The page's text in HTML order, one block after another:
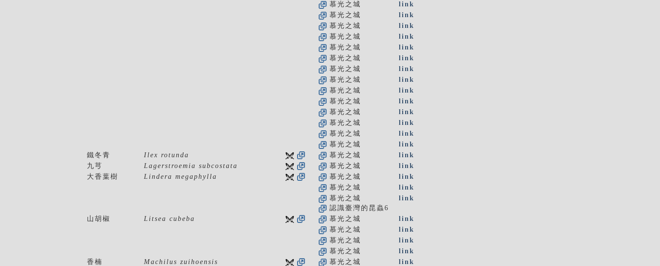
慕光之城
link
慕光之城
link
慕光之城
link
慕光之城
link
慕光之城
link
慕光之城
link
慕光之城
link
慕光之城
link
慕光之城
link
慕光之城
link
慕光之城
link
慕光之城
link
慕光之城
link
慕光之城
link
鐵冬青
Ilex rotunda 慕光之城
link
九芎
Lagerstroemia subcostata 慕光之城
link
大香葉樹
Lindera megaphylla 慕光之城
link
慕光之城
link
慕光之城
link
認識臺灣的昆蟲6
山胡椒
Litsea cubeba 慕光之城
link
慕光之城
link
慕光之城
link
慕光之城
link
香楠
Machilus zuihoensis 慕光之城
link